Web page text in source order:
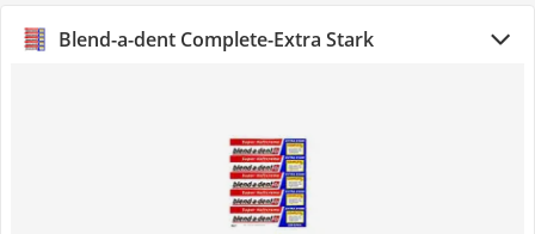
Blend-a-dent Complete-Extra Stark